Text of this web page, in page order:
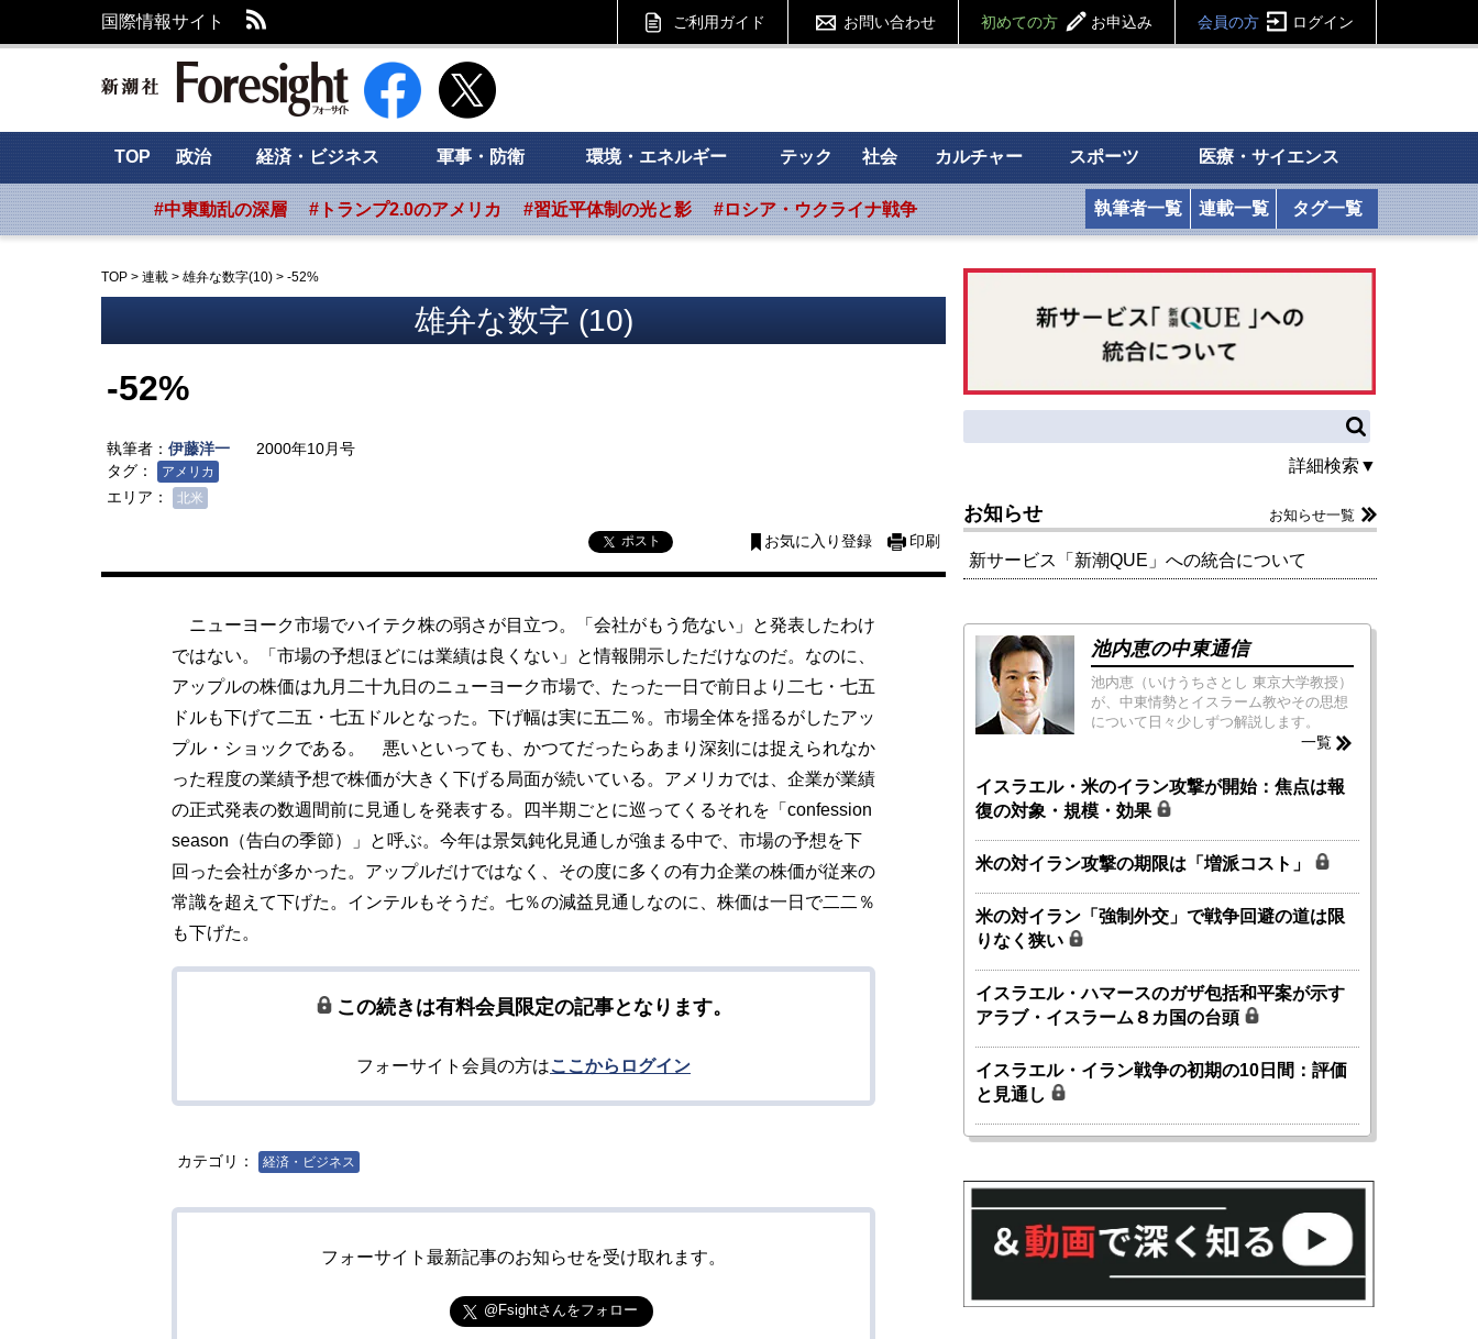
国際情報サイト ご利用ガイド お問い合わせ 初めての方 お申込み 会員の方 ログイン
新潮社 Foresight フォーサイト
TOP 政治 経済・ビジネス 軍事・防衛 環境・エネルギー テック 社会 カルチャー スポーツ 医療・サイエンス
#中東動乱の深層 #トランプ2.0のアメリカ #習近平体制の光と影 #ロシア・ウクライナ戦争 執筆者一覧 連載一覧 タグ一覧
TOP > 連載 > 雄弁な数字(10) > -52%
雄弁な数字 (10)
-52%
執筆者： 伊藤洋一
2000年10月号
タグ：
アメリカ
エリア： 北米
ポスト お気に入り登録 印刷
ニューヨーク市場でハイテク株の弱さが目立つ。「会社がもう危ない」と発表したわけ
ではない。「市場の予想ほどには業績は良くない」と情報開示しただけなのだ。なのに、
アップルの株価は九月二十九日のニューヨーク市場で、たった一日で前日より二七・七五
ドルも下げて二五・七五ドルとなった。下げ幅は実に五二％。市場全体を揺るがしたアッ
プル・ショックである。 悪いといっても、かつてだったらあまり深刻には捉えられなか
った程度の業績予想で株価が大きく下げる局面が続いている。アメリカでは、企業が業績
の正式発表の数週間前に見通しを発表する。四半期ごとに巡ってくるそれを「confession
season（告白の季節）」と呼ぶ。今年は景気鈍化見通しが強まる中で、市場の予想を下
回った会社が多かった。アップルだけではなく、その度に多くの有力企業の株価が従来の
常識を超えて下げた。インテルもそうだ。七％の減益見通しなのに、株価は一日で二二％
も下げた。
この続きは有料会員限定の記事となります。
フォーサイト会員の方はここからログイン
カテゴリ： 経済・ビジネス
フォーサイト最新記事のお知らせを受け取れます。
@Fsightさんをフォロー
詳細検索▼
お知らせ お知らせ一覧
新サービス「新潮QUE」への統合について
池内恵の中東通信
池内恵（いけうちさとし 東京大学教授）
が、中東情勢とイスラーム教やその思想
について日々少しずつ解説します。
一覧
イスラエル・米のイラン攻撃が開始：焦点は報
復の対象・規模・効果
米の対イラン攻撃の期限は「増派コスト」
米の対イラン「強制外交」で戦争回避の道は限
りなく狭い
イスラエル・ハマースのガザ包括和平案が示す
アラブ・イスラーム８カ国の台頭
イスラエル・イラン戦争の初期の10日間：評価
と見通し